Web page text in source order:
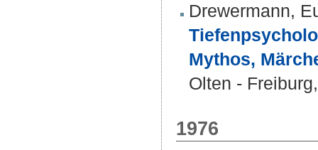
Drewermann,
Mythos,
Olten -
1976